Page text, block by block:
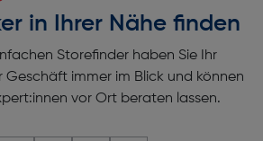
in Ihrer Nähe finden
Storefinder haben Sie Ihr
Geschäft immer im Blick und können
vor Ort beraten lassen.